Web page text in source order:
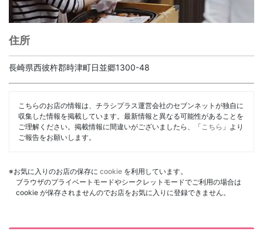
住所
長崎県西彼杵郡時津町日並郷1300-48
こちらのお店の情報は、チラシプラス運営会社のセブンネットが独自に
収集した情報を掲載しています。最新情報と異なる可能性があることを
ご理解ください。掲載情報に間違いがございましたら、「 こちら 」より
ご報告をお願いします。
※お気に入りのお店の保存に cookie を利用しています。
ブラウザのプライベートモードやシークレットモードでご利用の場合は
cookie が保存されませんのでお店をお気に入りに登録できません。